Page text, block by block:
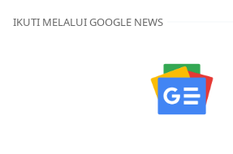
IKUTI MELALUI GOOGLE NEWS